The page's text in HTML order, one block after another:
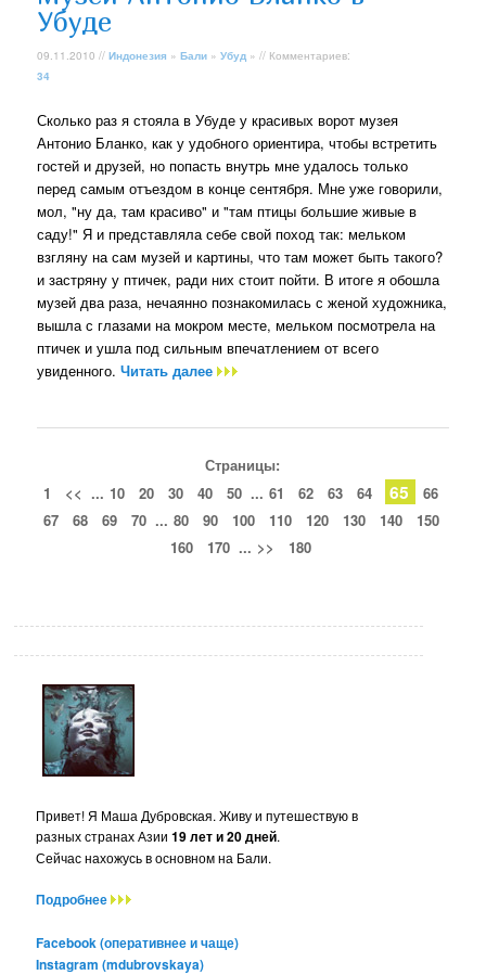
Убуде
09.11.2010 //Индонезия »Бали »Убуд » // Комментариев:
34
Сколько раз я стояла в Убуде у красивых ворот музея
Антонио Бланко, как у удобного ориентира, чтобы встретить
гостей и друзей, но попасть внутрь мне удалось только
перед самым отъездом в конце сентября. Мне уже говорили,
мол, "ну да, там красиво" и "там птицы большие живые в
саду!" Я и представляла себе свой поход так: мельком
взгляну на сам музей и картины, что там может быть такого?
и застряну у птичек, ради них стоит пойти. В итоге я обошла
музей два раза, нечаянно познакомилась с женой художника,
вышла с глазами на мокром месте, мельком посмотрела на
птичек и ушла под сильным впечатлением от всего
увиденного.Читать далее
Страницы:
1
<< ... 10 20 30 40 50 ... 61 62 63 64 65
66
67
68 69 70 ... 80 90 100 110 120 130 140
150
160
170 ... >> 180
Привет! Я Маша Дубровская. Живу и путешествую в
разных странах Азии19 лет и 20 дней.
Сейчас нахожусь в основном на Бали.
Подробнее
Facebook (оперативнее и чаще)
Instagram (mdubrovskaya)